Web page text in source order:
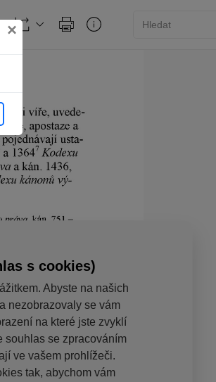
×
s cookies)
Abyste na našich
nezobrazovaly se vám
na které jste zvyklí
souhlas se zpracováním
ve vašem prohlížeči.
tak, abychom vám